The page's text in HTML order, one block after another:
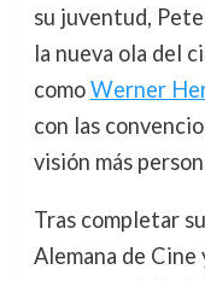
su juventud,
la nueva ola del
comoWerner
con las
visión más
Tras completar
Alemana de Cine